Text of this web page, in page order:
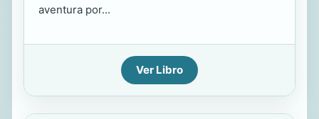
aventura por...
Ver Libro